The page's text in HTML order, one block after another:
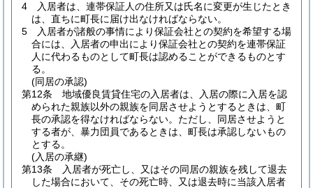
4
入居者は、連帯保証人の住所又は氏名に変更が生じたとき
は、直ちに町長に届け出なければならない。
5
入居者が諸般の事情により保証会社との契約を希望する場
合には、入居者の申出により保証会社との契約を連帯保証
人に代わるものとして町長は認めることができるものとす
る。
(同居の承認)
第12条
地域優良賃貸住宅の入居者は、入居の際に入居を認
められた親族以外の親族を同居させようとするときは、町
長の承認を得なければならない。 ただし、同居させようと
する者が、暴力団員であるときは、町長は承認しないもの
とする。
(入居の承継)
第13条
入居者が死亡し、又はその同居の親族を残して退去
した場合において、その死亡時、又は退去時に当該入居者